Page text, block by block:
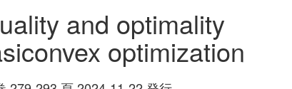
and optimality
optimization